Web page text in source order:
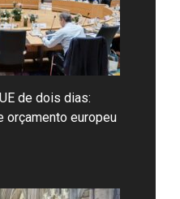
de dois dias:
orçamento europeu